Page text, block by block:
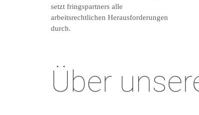
setzt fringspartners alle
arbeitsrechtlichen Herausforderungen
durch.
Über